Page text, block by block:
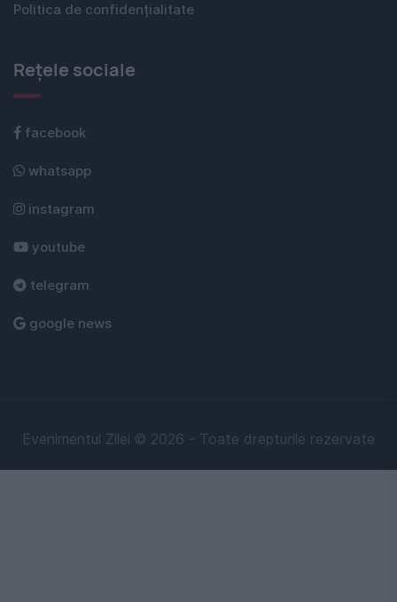
Politica de confidențialitate
Rețele sociale
facebook
whatsapp
instagram
youtube
telegram
google news
Evenimentul Zilei © 2026 - Toate drepturile rezervate